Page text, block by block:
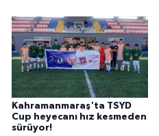
Kahramanmaraş'ta TSYD
Cup heyecanı hız kesmeden
sürüyor!